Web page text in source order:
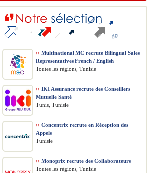
›› Multinational MC recrute Bilingual Sales
Representatives French / English
Toutes les régions, Tunisie
›› IKI Assurance recrute des Conseillers
Mutuelle Santé
Tunis, Tunisie
›› Concentrix recrute en Réception des
Appels
Tunisie
›› Monoprix recrute des Collaborateurs
Toutes les régions, Tunisie